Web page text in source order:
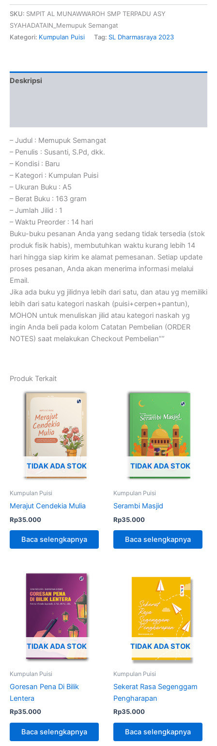
SKU: SMPIT AL MUNAWWAROH SMP TERPADU ASY
SYAHADATAIN_Memupuk Semangat
Kategori: Kumpulan Puisi Tag: SL Dharmasraya 2023
Deskripsi
– Judul : Memupuk Semangat
– Penulis : Susanti, S.Pd, dkk.
– Kondisi : Baru
– Kategori : Kumpulan Puisi
– Ukuran Buku : A5
– Berat Buku : 163 gram
– Jumlah Jilid : 1
– Waktu Preorder : 14 hari
Buku-buku pesanan Anda yang sedang tidak tersedia (stok
produk fisik habis), membutuhkan waktu kurang lebih 14
hari hingga siap kirim ke alamat pemesanan. Setiap update
proses pesanan, Anda akan menerima informasi melalui
Email.
Jika ada buku yg jilidnya lebih dari satu, dan atau yg memiliki
lebih dari satu kategori naskah (puisi+cerpen+pantun),
MOHON untuk menuliskan jilid atau kategori naskah yg
ingin Anda beli pada kolom Catatan Pembelian (ORDER
NOTES) saat melakukan Checkout Pembelian””
Produk Terkait
TIDAK ADA STOK
Kumpulan Puisi
Merajut Cendekia Mulia
Rp35.000
Baca selengkapnya
TIDAK ADA STOK
Kumpulan Puisi
Serambi Masjid
Rp35.000
Baca selengkapnya
TIDAK ADA STOK
Kumpulan Puisi
Goresan Pena Di Bilik
Lentera
Rp35.000
Baca selengkapnya
TIDAK ADA STOK
Kumpulan Puisi
Sekerat Rasa Segenggam
Pengharapan
Rp35.000
Baca selengkapnya